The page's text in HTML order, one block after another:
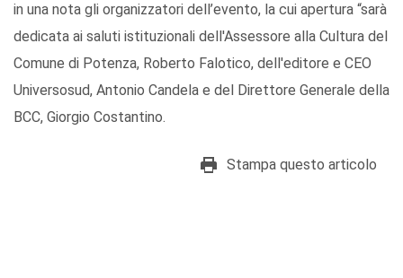
in una nota gli organizzatori dell’evento, la cui apertura “sarà
dedicata ai saluti istituzionali dell'Assessore alla Cultura del
Comune di Potenza, Roberto Falotico, dell'editore e CEO
Universosud, Antonio Candela e del Direttore Generale della
BCC, Giorgio Costantino.
Stampa questo articolo